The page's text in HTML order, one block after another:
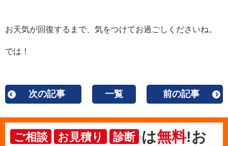
お天気が回復するまで、気をつけてお過ごしくださいね。
では！
次の記事 一覧 前の記事
ご相談 お見積り 診断 は無料!お